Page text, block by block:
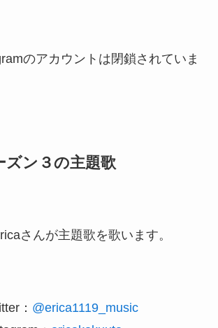
のアカウントは閉鎖されていま
ズン３の主題歌
さんが主題歌を歌います。
： @erica1119_music